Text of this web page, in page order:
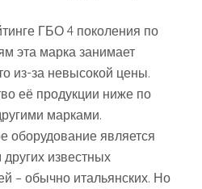
ГБО 4 поколения по
эта марка занимает
из-за невысокой цены.
её продукции ниже по
марками.
оборудование является
известных
– обычно итальянских. Но